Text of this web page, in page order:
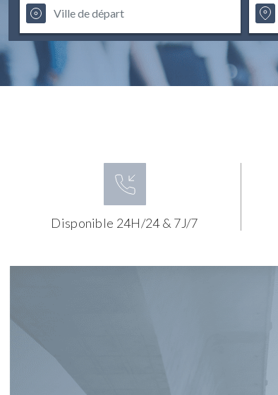
Disponible 24H/24 & 7J/7